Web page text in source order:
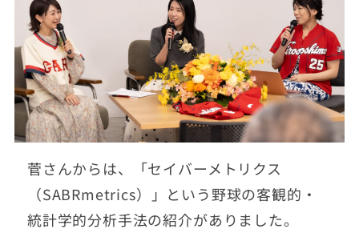
菅さんからは、「セイバーメトリクス
（SABRmetrics）」という野球の客観的・
統計学的分析手法の紹介がありました。